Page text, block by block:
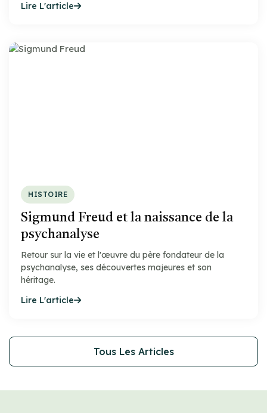
Lire L'article
HISTOIRE
Sigmund Freud et la naissance de la
psychanalyse
Retour sur la vie et l'œuvre du père fondateur de la
psychanalyse, ses découvertes majeures et son
héritage.
Lire L'article
Tous Les Articles